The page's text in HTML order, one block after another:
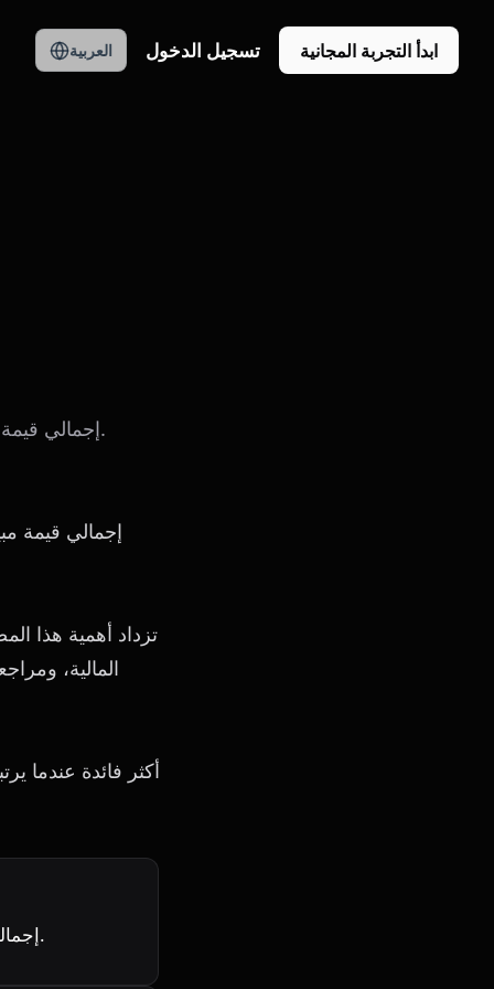
العربية تسجيل الدخول ابدأ التجربة المجانية
إجمالي قيمة مبيعات الدولار للبضائع المباعة من خلال السوق على مدى فترة زمنية معينة.
إجمالي قيمة مبيعات الدولار للبضائع المباعة من خلال السوق على مدى فترة زمنية معينة.